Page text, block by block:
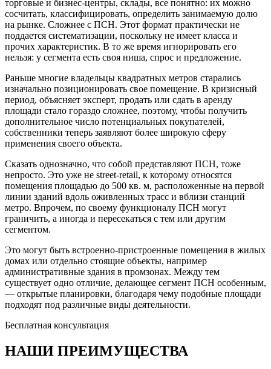
торговые и бизнес-центры, склады, все понятно: их можно
сосчитать, классифицировать, определить занимаемую долю
на рынке. Сложнее с ПСН. Этот формат практически не
поддается систематизации, поскольку не имеет класса и
прочих характеристик. В то же время игнорировать его
нельзя: у сегмента есть своя ниша, спрос и предложение.
Раньше многие владельцы квадратных метров старались
изначально позиционировать свое помещение. В кризисный
период, объясняет эксперт, продать или сдать в аренду
площади стало гораздо сложнее, поэтому, чтобы получить
дополнительное число потенциальных покупателей,
собственники теперь заявляют более широкую сферу
применения своего объекта.
Сказать однозначно, что собой представляют ПСН, тоже
непросто. Это уже не street-retail, к которому относятся
помещения площадью до 500 кв. м, расположенные на первой
линии зданий вдоль оживленных трасс и вблизи станций
метро. Впрочем, по своему функционалу ПСН могут
граничить, а иногда и пересекаться с тем или другим
сегментом.
Это могут быть встроенно-пристроенные помещения в жилых
домах или отдельно стоящие объекты, например
административные здания в промзонах. Между тем
существует одно отличие, делающее сегмент ПСН особенным,
— открытые планировки, благодаря чему подобные площади
подходят под различные виды деятельности.
Бесплатная консультация
НАШИ ПРЕИМУЩЕСТВА